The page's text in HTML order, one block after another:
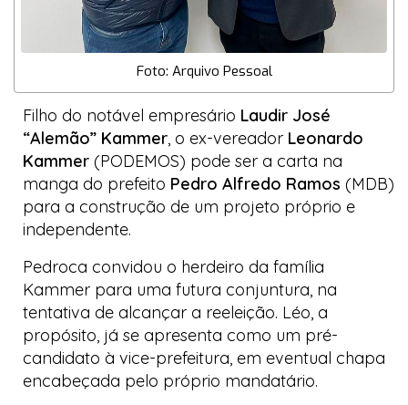
Foto: Arquivo Pessoal
Filho do notável empresário Laudir José
“Alemão” Kammer, o ex-vereador Leonardo
Kammer (PODEMOS) pode ser a carta na
manga do prefeito Pedro Alfredo Ramos (MDB)
para a construção de um projeto próprio e
independente.
Pedroca convidou o herdeiro da família
Kammer para uma futura conjuntura, na
tentativa de alcançar a reeleição. Léo, a
propósito, já se apresenta como um pré-
candidato à vice-prefeitura, em eventual chapa
encabeçada pelo próprio mandatário.